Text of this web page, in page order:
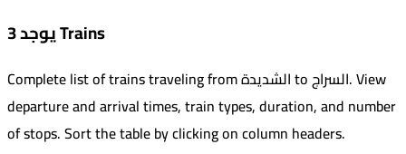
يوجد 3 Trains
Complete list of trains traveling fromالشديدةtoالسراج.View
departure and arrival times, train types, duration, and number
of stops. Sort the table by clicking on column headers.